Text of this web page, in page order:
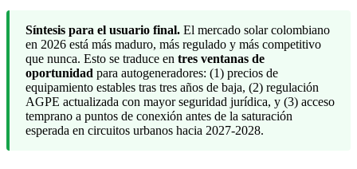
Síntesis para el usuario final. El mercado solar colombiano
en 2026 está más maduro, más regulado y más competitivo
que nunca. Esto se traduce en tres ventanas de
oportunidad para autogeneradores: (1) precios de
equipamiento estables tras tres años de baja, (2) regulación
AGPE actualizada con mayor seguridad jurídica, y (3) acceso
temprano a puntos de conexión antes de la saturación
esperada en circuitos urbanos hacia 2027-2028.